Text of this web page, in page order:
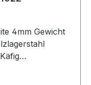
4mm Gewicht